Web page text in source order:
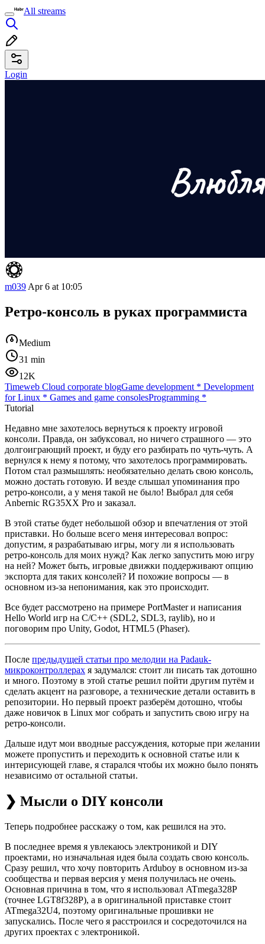
All streams
Login
m039 Apr 6 at 10:05
Ретро-консоль в руках программиста
Medium
31 min
12K
Timeweb Cloud corporate blogGame development * Development
for Linux * Games and game consolesProgramming *
Tutorial
Недавно мне захотелось вернуться к проекту игровой
консоли. Правда, он забуксовал, но ничего страшного — это
долгоиграющий проект, и буду его разбирать по чуть-чуть. А
вернулся к нему я потому, что захотелось программировать.
Потом стал размышлять: необязательно делать свою консоль,
можно достать готовую. И везде слышал упоминания про
ретро-консоли, а у меня такой не было! Выбрал для себя
Anbernic RG35XX Pro и заказал.
В этой статье будет небольшой обзор и впечатления от этой
приставки. Но больше всего меня интересовал вопрос:
допустим, я разрабатываю игры, могу ли я использовать
ретро-консоль для моих нужд? Как легко запустить мою игру
на ней? Может быть, игровые движки поддерживают опцию
экспорта для таких консолей? И похожие вопросы — в
основном из-за непонимания, как это происходит.
Все будет рассмотрено на примере PortMaster и написания
Hello World игр на С/С++ (SDL2, SDL3, raylib), но и
поговорим про Unity, Godot, HTML5 (Phaser).
После предыдущей статьи про мелодии на Padauk-
микроконтроллерах я задумался: стоит ли писать так дотошно
и много. Поэтому в этой статье решил пойти другим путём и
сделать акцент на разговоре, а технические детали оставить в
репозитории. Но первый проект разберём дотошно, чтобы
даже новичок в Linux мог собрать и запустить свою игру на
ретро-консоли.
Дальше идут мои вводные рассуждения, которые при желании
можете пропустить и переходить к основной статье или к
интерисующей главе, я старался чтобы их можно было понять
независимо от остальной статьи.
❯ Мысли о DIY консоли
Теперь подробнее расскажу о том, как решился на это.
В последнее время я увлекаюсь электроникой и DIY
проектами, но изначальная идея была создать свою консоль.
Сразу решил, что хочу повторить Arduboy в основном из-за
сообщества и первая версия у меня получилась не очень.
Основная причина в том, что я использовал ATmega328P
(точнее LGT8f328P), а в оригинальной приставке стоит
ATmega32U4, поэтому оригинальные прошивки не
запускались. После чего я расстроился и сосредоточился на
других проектах с электроникой.